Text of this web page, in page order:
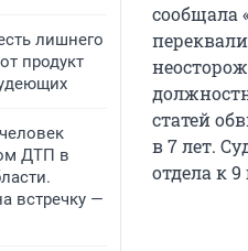
лишнего
продукт
ДТП в
встречку —
сообщала
статей
в 7 лет.
отдела к